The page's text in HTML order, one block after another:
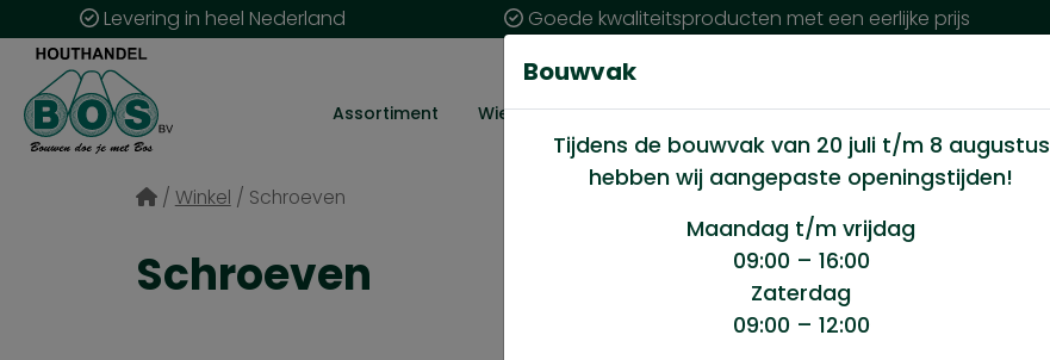
Levering in heel Nederland Goede kwaliteitsproducten met een eerlijke prijs
Assortiment Wie zijn wij? Klantenservice Nieuws
/ Winkel / Schroeven
Schroeven
Bouwvak
Tijdens de bouwvak van 20 juli t/m 8 augustus
hebben wij aangepaste openingstijden!
Maandag t/m vrijdag
09:00 – 16:00
Zaterdag
09:00 – 12:00